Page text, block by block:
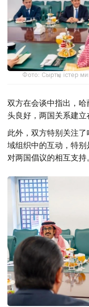
Фото: Сыртқы істер
双方在会谈中指出，
头良好，两国关系建立
此外，双方特别关注
域组织中的互动，特
对两国倡议的相互支持。